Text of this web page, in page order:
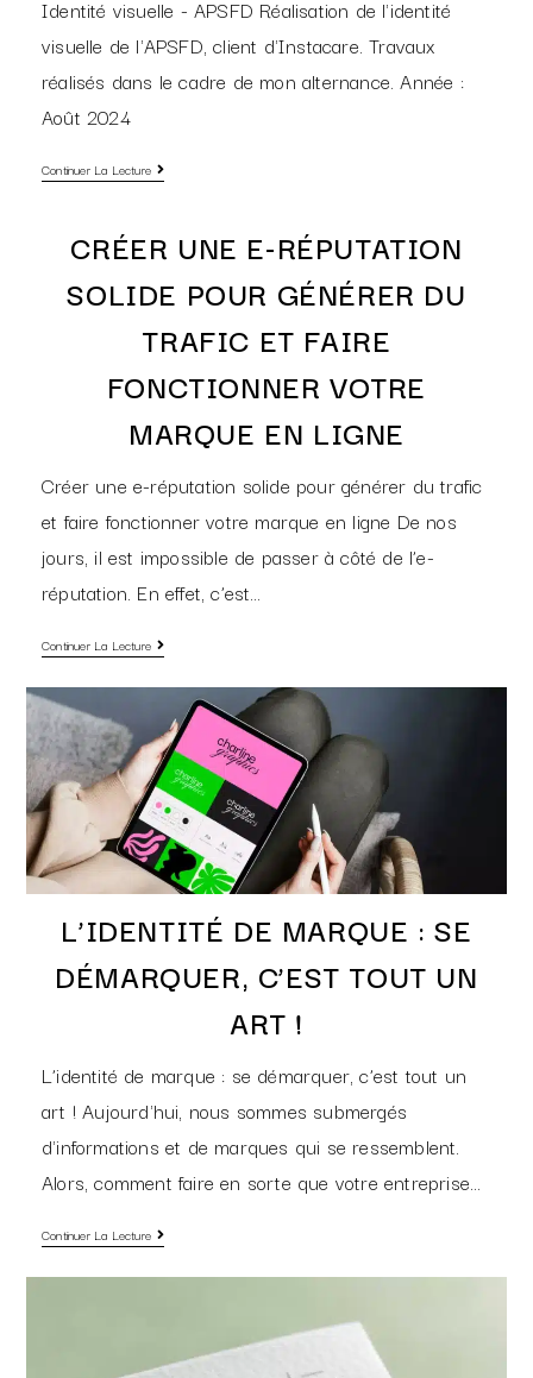
Identité visuelle - APSFD Réalisation de l'identité
visuelle de l'APSFD, client d'Instacare. Travaux
réalisés dans le cadre de mon alternance. Année :
Août 2024
Continuer La Lecture
CRÉER UNE E-RÉPUTATION
SOLIDE POUR GÉNÉRER DU
TRAFIC ET FAIRE
FONCTIONNER VOTRE
MARQUE EN LIGNE
Créer une e-réputation solide pour générer du trafic
et faire fonctionner votre marque en ligne De nos
jours, il est impossible de passer à côté de l’e-
réputation. En effet, c’est…
Continuer La Lecture
L’IDENTITÉ DE MARQUE : SE
DÉMARQUER, C’EST TOUT UN
ART !
L’identité de marque : se démarquer, c’est tout un
art ! Aujourd'hui, nous sommes submergés
d'informations et de marques qui se ressemblent.
Alors, comment faire en sorte que votre entreprise…
Continuer La Lecture